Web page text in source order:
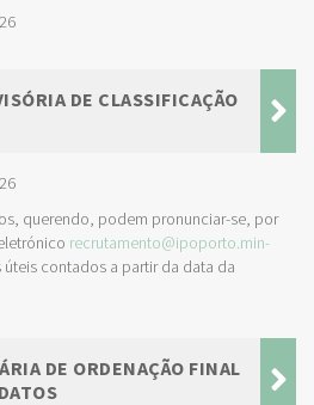
DE CLASSIFICAÇÃO
querendo, podem pronunciar-se, por
recrutamento@ipoporto.min-
úteis contados a partir da data da
DE ORDENAÇÃO FINAL